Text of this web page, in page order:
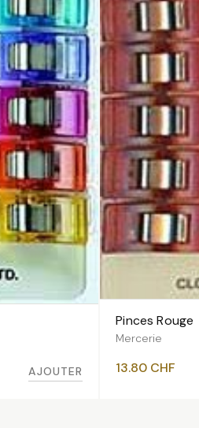
AJOUTER
Pinces Rouge
Mercerie
13.80 CHF